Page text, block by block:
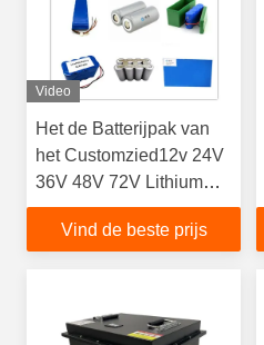
Video
Het de Batterijpak van
het Customzied12v 24V
36V 48V 72V Lithium
bouwde BMS in
Vind de beste prijs